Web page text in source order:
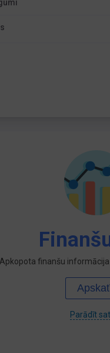
Apkopota finanšu
Parādīt